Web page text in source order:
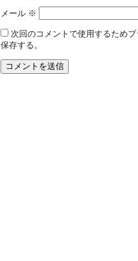
メール ※
次回のコメントで使用するため
保存する。